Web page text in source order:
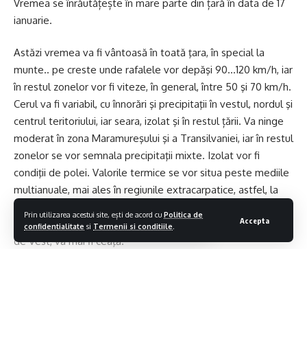
Prin utilizarea acestui site, ești de acord cu Politica de
confidentialitate si Termenii si conditiile
Accepta
Vremea se înrăutățește în mare parte din țară în data de 17
ianuarie.
Astăzi vremea va fi vântoasă în toată ţara, în special la
munte.. pe creste unde rafalele vor depăşi 90…120 km/h, iar
în restul zonelor vor fi viteze, în general, între 50 şi 70 km/h.
Cerul va fi variabil, cu înnorări şi precipitaţii în vestul, nordul şi
centrul teritoriului, iar seara, izolat şi în restul țării. Va ninge
moderat în zona Maramureşului şi a Transilvaniei, iar în restul
zonelor se vor semnala precipitaţii mixte. Izolat vor fi
condiţii de polei. Valorile termice se vor situa peste mediile
multianuale, mai ales în regiunile extracarpatice, astfel, la
nivelul întregii ţări, maximele se vor încadra între -2 şi 8
grade. Dimineaţa, pe arii restrânse, cu precădere în Câmpia
de Vest, va mai fi ceaţă.***